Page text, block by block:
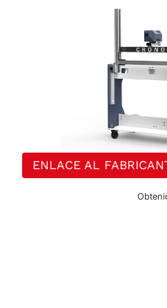
ENLACE AL